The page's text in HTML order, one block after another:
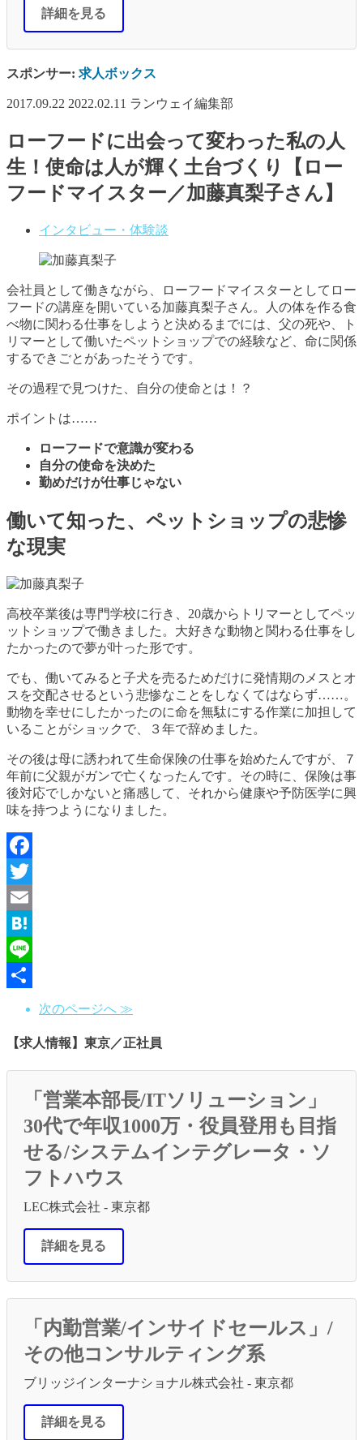
詳細を見る
スポンサー: 求人ボックス
2017.09.22 2022.02.11 ランウェイ編集部
ローフードに出会って変わった私の人
生！使命は人が輝く土台づくり【ロー
フードマイスター／加藤真梨子さん】
インタビュー・体験談
会社員として働きながら、ローフードマイスターとしてロー
フードの講座を開いている加藤真梨子さん。人の体を作る食
べ物に関わる仕事をしようと決めるまでには、父の死や、ト
リマーとして働いたペットショップでの経験など、命に関係
するできごとがあったそうです。
その過程で見つけた、自分の使命とは！？
ポイントは……
ローフードで意識が変わる
自分の使命を決めた
勤めだけが仕事じゃない
働いて知った、ペットショップの悲惨
な現実
高校卒業後は専門学校に行き、20歳からトリマーとしてペッ
ットショップで働きました。大好きな動物と関わる仕事をし
たかったので夢が叶った形です。
でも、働いてみると子犬を売るためだけに発情期のメスとオ
スを交配させるという悲惨なことをしなくてはならず……。
動物を幸せにしたかったのに命を無駄にする作業に加担して
いることがショックで、３年で辞めました。
その後は母に誘われて生命保険の仕事を始めたんですが、７
年前に父親がガンで亡くなったんです。その時に、保険は事
後対応でしかないと痛感して、それから健康や予防医学に興
味を持つようになりました。
Facebook
Twitter
Email
Hatena
Line
次のページへ ≫
【求人情報】東京／正社員
「営業本部長/ITソリューション」
30代で年収1000万・役員登用も目指
せる/システムインテグレータ・ソ
フトハウス
LEC株式会社 - 東京都
詳細を見る
「内勤営業/インサイドセールス」/
その他コンサルティング系
ブリッジインターナショナル株式会社 - 東京都
詳細を見る